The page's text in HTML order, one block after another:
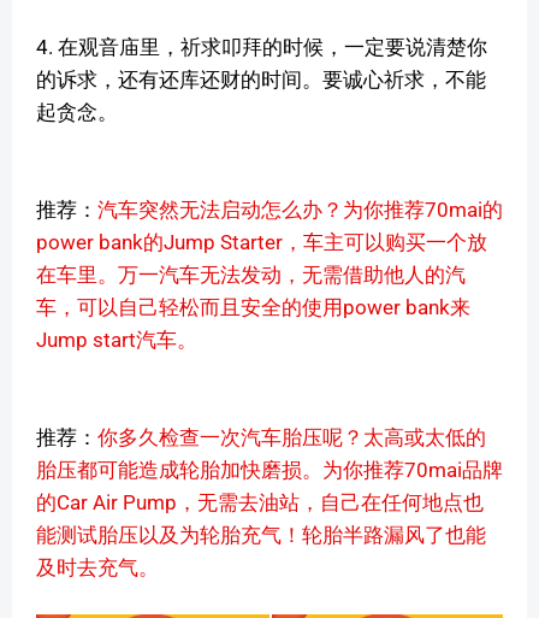
4. 在观音庙里，祈求叩拜的时候，一定要说清楚你
的诉求，还有还库还财的时间。要诚心祈求，不能
起贪念。
推荐： 汽车突然无法启动怎么办？为你推荐70mai的
power bank的Jump Starter，车主可以购买一个放
在车里。万一汽车无法发动，无需借助他人的汽
车，可以自己轻松而且安全的使用power bank来
Jump start汽车。
推荐： 你多久检查一次汽车胎压呢？太高或太低的
胎压都可能造成轮胎加快磨损。为你推荐70mai品牌
的Car Air Pump，无需去油站，自己在任何地点也
能测试胎压以及为轮胎充气！轮胎半路漏风了也能
及时去充气。